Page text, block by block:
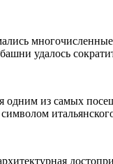
удалось
одним из самых